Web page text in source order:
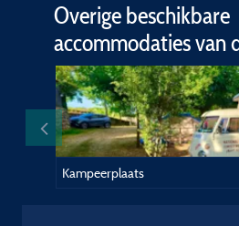
Overige beschikbare
accommodaties van
Kampeerplaats